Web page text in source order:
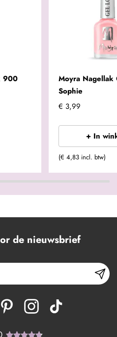
900
Moyra Nagellak
Sophie
€ 3,99
+ In
(€ 4,83 incl. btw)
de nieuwsbrief